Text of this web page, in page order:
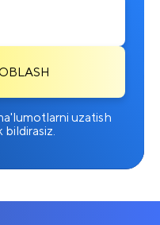
uzatish
bildirasiz.